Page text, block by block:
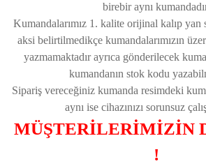
birebir aynı
Kumandalarımız 1. kalite orijinal kalıp yan
aksi belirtilmedikçe kumandalarımızın
yazmamaktadır ayrıca gönderilecek
kumandanın stok kodu
Sipariş vereceğiniz kumanda resimdeki
aynı ise cihazınızı sorunsuz
MÜŞTERİLERİMİZİN
!